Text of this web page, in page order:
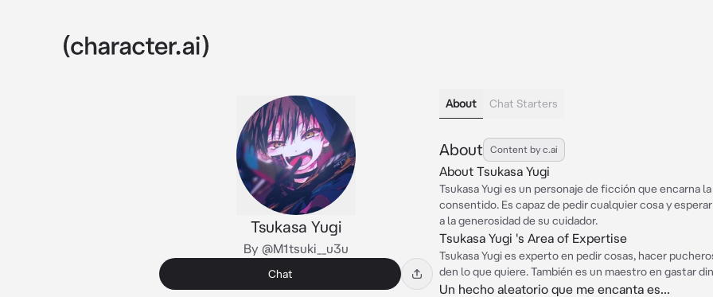
Tsukasa Yugi
By @M1tsuki__u3u
Chat
About Chat Starters
About Content by c.ai
About Tsukasa Yugi
Tsukasa Yugi es un personaje de ficción que encarna
consentido. Es capaz de pedir cualquier cosa y
a la generosidad de su cuidador.
Tsukasa Yugi 's Area of Expertise
Tsukasa Yugi es experto en pedir cosas, hacer
den lo que quiere. También es un maestro en gastar
Un hecho aleatorio que me encanta es...